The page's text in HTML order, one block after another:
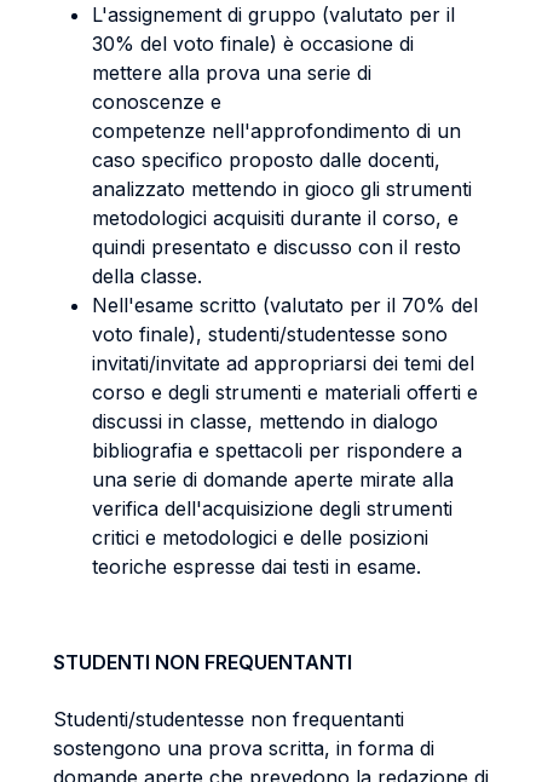
L'assignement di gruppo (valutato per il
30% del voto finale) è occasione di
mettere alla prova una serie di
conoscenze e
competenze nell'approfondimento di un
caso specifico proposto dalle docenti,
analizzato mettendo in gioco gli strumenti
metodologici acquisiti durante il corso, e
quindi presentato e discusso con il resto
della classe.
Nell'esame scritto (valutato per il 70% del
voto finale), studenti/studentesse sono
invitati/invitate ad appropriarsi dei temi del
corso e degli strumenti e materiali offerti e
discussi in classe, mettendo in dialogo
bibliografia e spettacoli per rispondere a
una serie di domande aperte mirate alla
verifica dell'acquisizione degli strumenti
critici e metodologici e delle posizioni
teoriche espresse dai testi in esame.
STUDENTI NON FREQUENTANTI
Studenti/studentesse non frequentanti
sostengono una prova scritta, in forma di
domande aperte che prevedono la redazione di